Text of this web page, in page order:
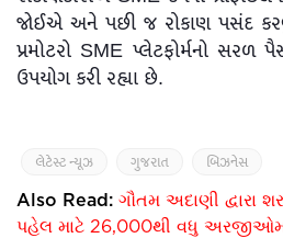
જોઈએ અને પછી જ રોકાણ પસંદ
પ્રમોટરો SME પ્લેટફોર્મનો સરળ
ઉપયોગ કરી રહ્યા છે.
લેટેસ્ટ ન્યૂઝ ગુજરાત બિઝનેસ
Also Read: ગૌતમ અદાણી દ્વારા
પહેલ માટે 26,000થી વધુ